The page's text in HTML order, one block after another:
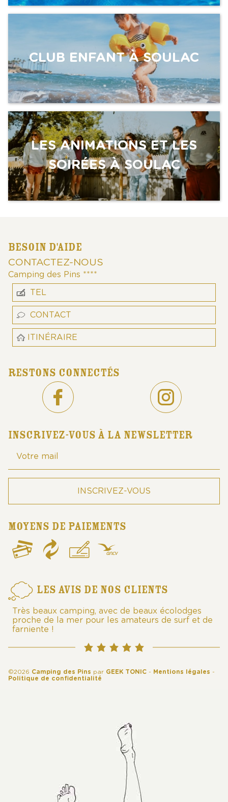
CLUB ENFANT À SOULAC
LES ANIMATIONS ET LES
SOIRÉES À SOULAC
BESOIN D'AIDE
CONTACTEZ-NOUS
Camping des Pins ****
TEL
CONTACT
ITINÉRAIRE
RESTONS CONNECTÉS
INSCRIVEZ-VOUS À LA NEWSLETTER
MOYENS DE PAIEMENTS
LES AVIS DE NOS CLIENTS
Très beaux camping, avec de beaux écolodges
proche de la mer pour les amateurs de surf et de
farniente !
©2026 Camping des Pins par GEEK TONIC - Mentions légales -
Politique de confidentialité